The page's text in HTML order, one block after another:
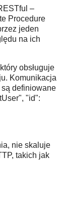
–
Procedure
jeden
na ich
obsługuje
Komunikacja
definiowane
"id":
nie skaluje
takich jak